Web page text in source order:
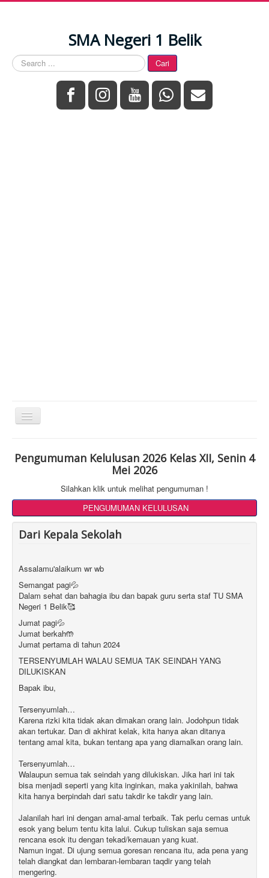
SMA Negeri 1 Belik
Search
...
Cari
Toggle
Navigation
Pengumuman Kelulusan 2026 Kelas XII, Senin 4
Mei 2026
Silahkan klik untuk melihat pengumuman !
PENGUMUMAN KELULUSAN
Dari Kepala Sekolah
Assalamu'alaikum wr wb
Semangat pagi💦
Dalam sehat dan bahagia ibu dan bapak guru serta staf TU SMA
Negeri 1 Belik🥰
Jumat pagi💦
Jumat berkah🤲
Jumat pertama di tahun 2024
TERSENYUMLAH WALAU SEMUA TAK SEINDAH YANG
DILUKISKAN
Bapak ibu,
Tersenyumlah…
Karena rizki kita tidak akan dimakan orang lain. Jodohpun tidak
akan tertukar. Dan di akhirat kelak, kita hanya akan ditanya
tentang amal kita, bukan tentang apa yang diamalkan orang lain.
Tersenyumlah…
Walaupun semua tak seindah yang dilukiskan. Jika hari ini tak
bisa menjadi seperti yang kita inginkan, maka yakinilah, bahwa
kita hanya berpindah dari satu takdir ke takdir yang lain.
Jalanilah hari ini dengan amal-amal terbaik. Tak perlu cemas untuk
esok yang belum tentu kita lalui. Cukup tuliskan saja semua
rencana esok itu dengan tekad/kemauan yang kuat.
Namun ingat. Di ujung semua goresan rencana itu, ada pena yang
telah diangkat dan lembaran-lembaran taqdir yang telah
mengering.